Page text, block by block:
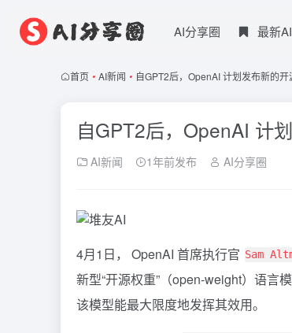
AI分享圈 最新
首页 • AI新闻 • 自GPT2后，OpenAI 计划发布新的开
自GPT2后，OpenAI 计
AI新闻 1年前发布 AI分享圈
4月1日， OpenAI 首席执行官 Sam
新型“开源权重”（open-weight）语言模
该模型能最大限度地发挥其效用。